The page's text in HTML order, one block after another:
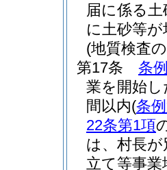
届に係る
に土砂等
(地質検査
第17条
条
業を開始
間以内(条
22条第1項
は、村長
立て等事業